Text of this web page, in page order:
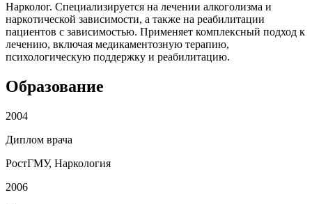
Нарколог. Специализируется на лечении алкоголизма и
наркотической зависимости, а также на реабилитации
пациентов с зависимостью. Применяет комплексный подход к
лечению, включая медикаментозную терапию,
психологическую поддержку и реабилитацию.
Образование
2004
Диплом врача
РостГМУ, Наркология
2006